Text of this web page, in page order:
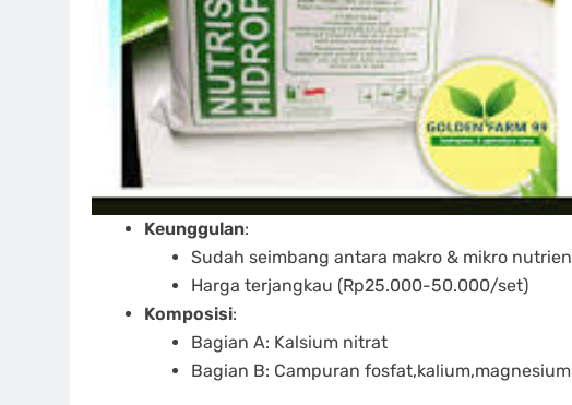
Keunggulan:
Sudah seimbang antara makro & mikro nutrien
Harga terjangkau (Rp25.000-50.000/set)
Komposisi:
Bagian A: Kalsium nitrat
Bagian B: Campuran fosfat,kalium,magnesium